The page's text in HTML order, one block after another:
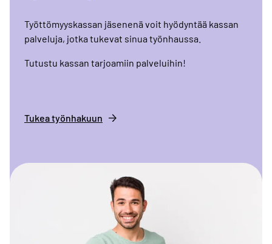
Työttömyyskassan jäsenenä voit hyödyntää kassan
palveluja, jotka tukevat sinua työnhaussa.
Tutustu kassan tarjoamiin palveluihin!
Tukea työnhakuun